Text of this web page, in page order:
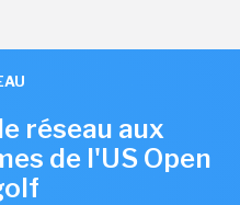
réseau aux
de l'US Open